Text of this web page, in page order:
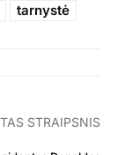
tarnystė
STRAIPSNIS